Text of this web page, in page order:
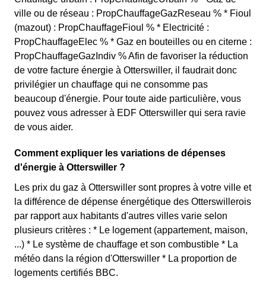
ville ou de réseau : PropChauffageGazReseau % * Fioul
(mazout) : PropChauffageFioul % * Electricité :
PropChauffageElec % * Gaz en bouteilles ou en citerne :
PropChauffageGazIndiv % Afin de favoriser la réduction
de votre facture énergie à Otterswiller, il faudrait donc
privilégier un chauffage qui ne consomme pas
beaucoup d'énergie. Pour toute aide particulière, vous
pouvez vous adresser à EDF Otterswiller qui sera ravie
de vous aider.
Comment expliquer les variations de dépenses
d'énergie à Otterswiller ?
Les prix du gaz à Otterswiller sont propres à votre ville et
la différence de dépense énergétique des Otterswillerois
par rapport aux habitants d'autres villes varie selon
plusieurs critères : * Le logement (appartement, maison,
...) * Le système de chauffage et son combustible * La
météo dans la région d'Otterswiller * La proportion de
logements certifiés BBC.